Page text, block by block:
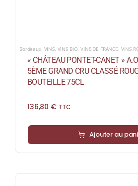
Bordeaux, VINS, VINS BIO,VINS DE FRANCE, VINS
« CHÂTEAU PONTET-CANET »
5ÈME GRAND CRU CLASSÉ
BOUTEILLE 75CL
136,80 € TTC
Ajouter au